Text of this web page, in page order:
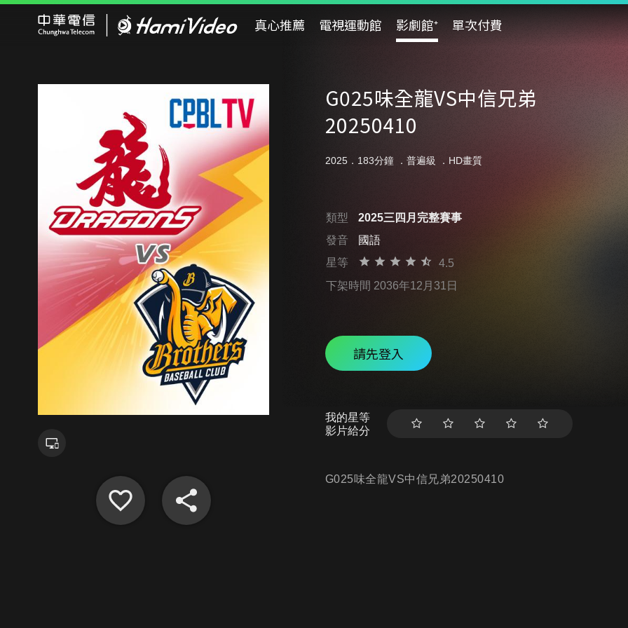
真心推薦 電視運動館 影劇館⁺ 單次付費
G025味全龍VS中信兄弟
20250410
2025．183分鐘 ． 普遍級 ．HD畫質
類型
2025三四月完整賽事
發音
國語
星等
4.5
下架時間 2036年12月31日
請先登入
我的星等
影片給分
G025味全龍VS中信兄弟20250410